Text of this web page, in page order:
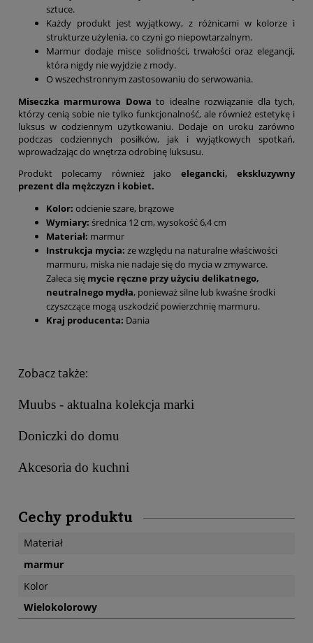
sztuce.
Każdy produkt jest wyjątkowy, z różnicami w kolorze i
strukturze użylenia, co czyni go niepowtarzalnym.
Marmur dodaje misce solidności, trwałości oraz elegancji,
która nigdy nie wyjdzie z mody.
O wszechstronnym zastosowaniu do serwowania.
Miseczka marmurowa Dowa to idealne rozwiązanie dla tych,
którzy cenią sobie nie tylko funkcjonalność, ale również estetykę i
luksus w codziennym użytkowaniu. Dodaje on uroku zarówno
podczas codziennych posiłków, jak i wyjątkowych spotkań,
wprowadzając do wnętrza odrobinę luksusu.
Produkt polecamy również jako elegancki, ekskluzywny
prezent dla mężczyzn i kobiet.
Kolor: odcienie szare, brązowe
Wymiary: średnica 12 cm, wysokość 6,4 cm
Materiał: marmur
Instrukcja mycia: ze względu na naturalne właściwości
marmuru, miska nie nadaje się do mycia w zmywarce.
Zaleca się mycie ręczne przy użyciu delikatnego,
neutralnego mydła, ponieważ silne lub kwaśne środki
czyszczące mogą uszkodzić powierzchnię marmuru.
Kraj producenta: Dania
Zobacz także:
Muubs - aktualna kolekcja marki
Doniczki do domu
Akcesoria do kuchni
Cechy produktu
Materiał
marmur
Kolor
Wielokolorowy